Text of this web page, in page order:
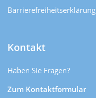
Barrierefreiheitserklärung
Kontakt
Haben Sie Fragen?
Zum Kontaktformular